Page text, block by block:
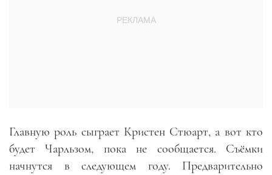
Главную роль сыграет Кристен Стюарт, а вот кто
будет Чарльзом, пока не сообщается. Съёмки
начнутся в следующем году. Предварительно